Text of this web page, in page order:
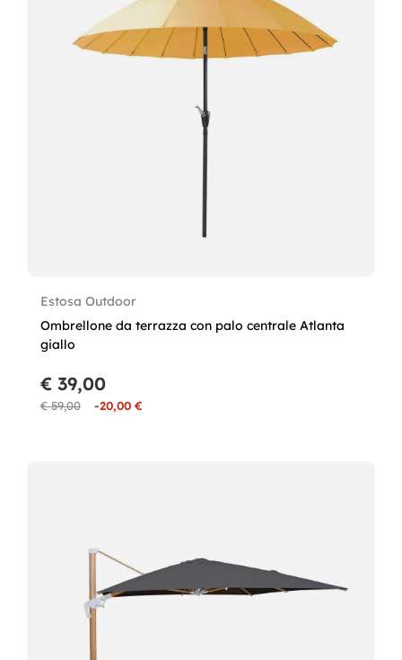
Estosa Outdoor
Ombrellone da terrazza con palo centrale Atlanta
giallo
€ 59,00 -20,00 €
€ 39,00